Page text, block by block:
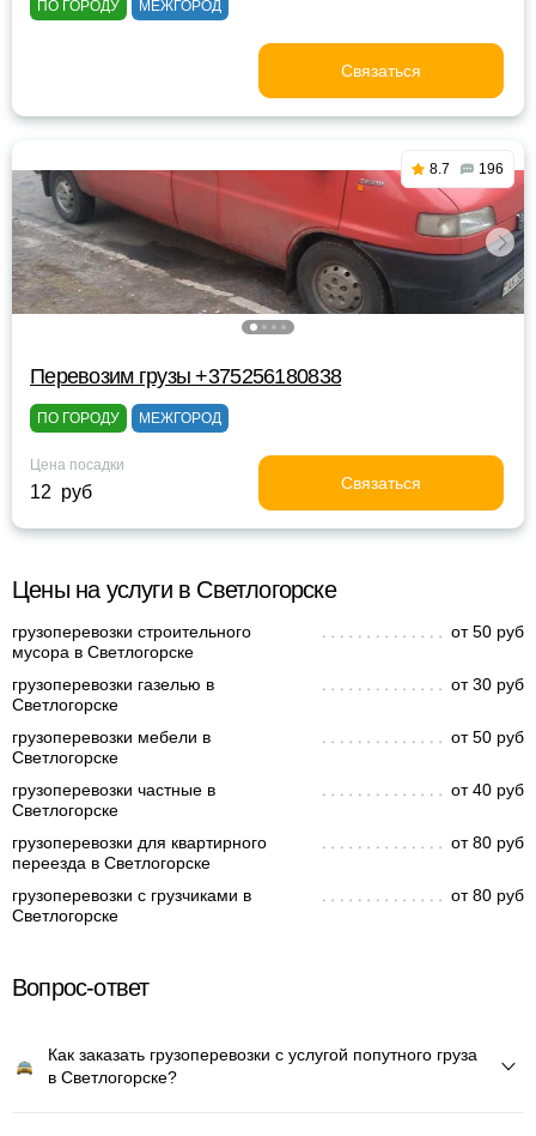
ПО ГОРОДУ МЕЖГОРОД
Связаться
8.7 196
Перевозим грузы +375256180838
ПО ГОРОДУ МЕЖГОРОД
Цена посадки
12 руб Связаться
Цены на услуги в Светлогорске
грузоперевозки строительного
мусора в Светлогорске
от 50 руб
грузоперевозки газелью в
Светлогорске
от 30 руб
грузоперевозки мебели в
Светлогорске
от 50 руб
грузоперевозки частные в
Светлогорске
от 40 руб
грузоперевозки для квартирного
переезда в Светлогорске
от 80 руб
грузоперевозки с грузчиками в
Светлогорске
от 80 руб
Вопрос-ответ
Как заказать грузоперевозки с услугой попутного груза
в Светлогорске?